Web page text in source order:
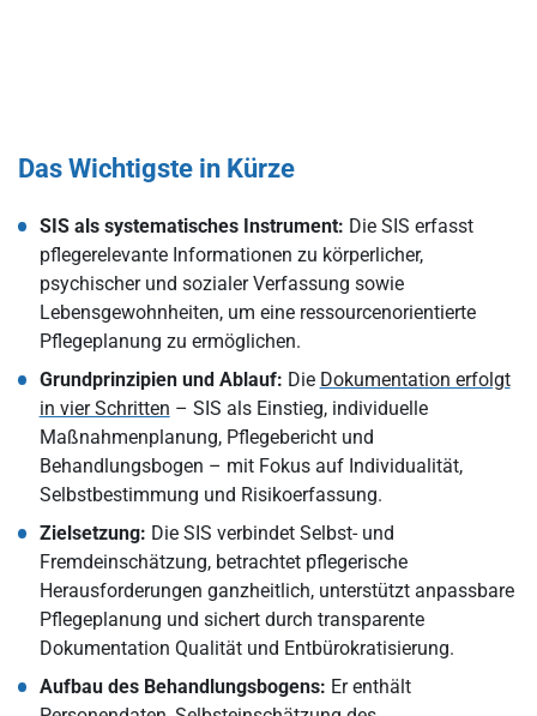
Das Wichtigste in Kürze
SIS als systematisches Instrument: Die SIS erfasst
pflegerelevante Informationen zu körperlicher,
psychischer und sozialer Verfassung sowie
Lebensgewohnheiten, um eine ressourcenorientierte
Pflegeplanung zu ermöglichen.
Grundprinzipien und Ablauf: Die Dokumentation erfolgt
in vier Schritten – SIS als Einstieg, individuelle
Maßnahmenplanung, Pflegebericht und
Behandlungsbogen – mit Fokus auf Individualität,
Selbstbestimmung und Risikoerfassung.
Zielsetzung: Die SIS verbindet Selbst- und
Fremdeinschätzung, betrachtet pflegerische
Herausforderungen ganzheitlich, unterstützt anpassbare
Pflegeplanung und sichert durch transparente
Dokumentation Qualität und Entbürokratisierung.
Aufbau des Behandlungsbogens: Er enthält